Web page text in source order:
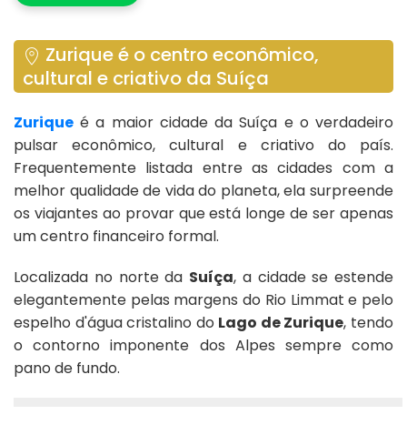
Zurique é o centro econômico,
cultural e criativo da Suíça
Zurique é a maior cidade da Suíça e o verdadeiro
pulsar econômico, cultural e criativo do país.
Frequentemente listada entre as cidades com a
melhor qualidade de vida do planeta, ela surpreende
os viajantes ao provar que está longe de ser apenas
um centro financeiro formal.
Localizada no norte da Suíça, a cidade se estende
elegantemente pelas margens do Rio Limmat e pelo
espelho d'água cristalino do Lago de Zurique, tendo
o contorno imponente dos Alpes sempre como
pano de fundo.